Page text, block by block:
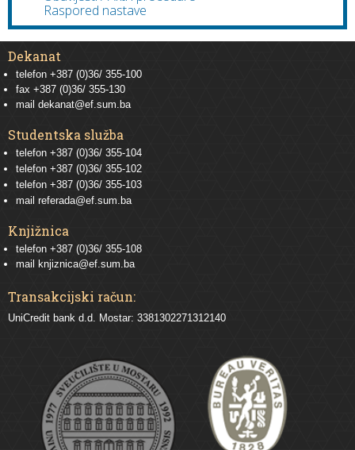
Raspored nastave
Dekanat
telefon +387 (0)36/ 355-100
fax +387 (0)36/ 355-130
mail dekanat@ef.sum.ba
Studentska služba
telefon +387 (0)36/ 355-104
telefon +387 (0)36/ 355-102
telefon +387 (0)36/ 355-103
mail referada@ef.sum.ba
Knjižnica
telefon +387 (0)36/ 355-108
mail
knjiznica@ef.sum.ba
Transakcijski račun:
UniCredit bank d.d. Mostar: 3381302271312140